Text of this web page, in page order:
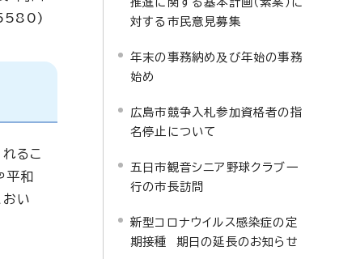
るこ
平和
おい
対する市民意見募集
年末の事務納め及び年始の事務
始め
広島市競争入札参加資格者の指
名停止について
五日市観音シニア野球クラブ一
行の市長訪問
新型コロナウイルス感染症の定
期接種 期日の延長のお知らせ